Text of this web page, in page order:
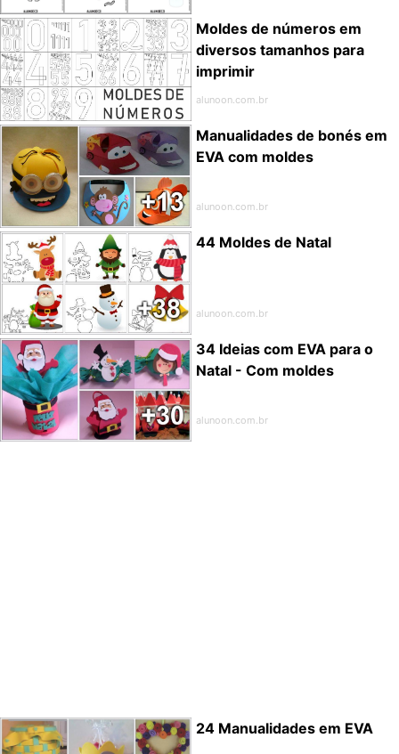
Moldes de números em
diversos tamanhos para
imprimir
alunoon.com.br
Manualidades de bonés em
EVA com moldes
alunoon.com.br
44 Moldes de Natal
alunoon.com.br
34 Ideias com EVA para o
Natal - Com moldes
alunoon.com.br
24 Manualidades em EVA